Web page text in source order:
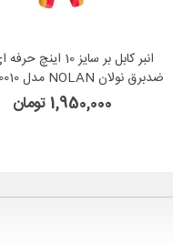
انبر کابل بر سایز 10
ضدبرق نولان NOLAN مدل 31290100010
1,950,000 تومان